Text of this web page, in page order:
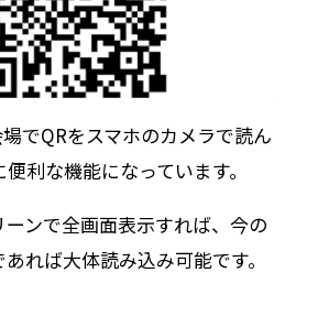
でQRをスマホのカメラで読ん
利な機能になっています。
ンで全画面表示すれば、今の
れば大体読み込み可能です。